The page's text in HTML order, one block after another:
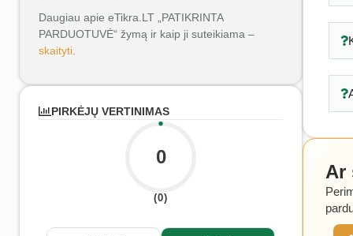
Daugiau apie eTikra.LT „PATIKRINTA
PARDUOTUVĖ“ žymą ir kaip ji suteikiama –
skaityti
PIRKĖJŲ VERTINIMAS
0
(0)
Ar